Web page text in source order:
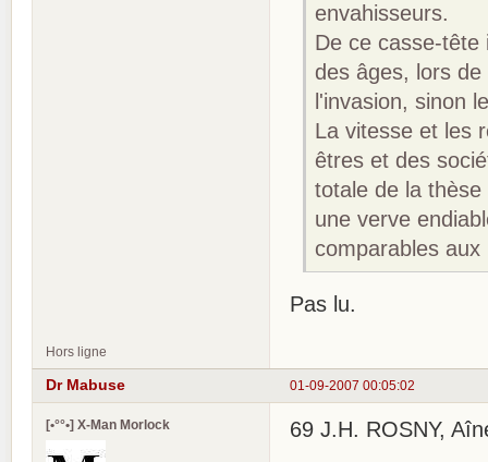
envahisseurs.
De ce casse-tête
des âges, lors
l'invasion, sinon
La vitesse et les
êtres et des
totale de la
une verve
comparables
Pas lu.
Hors ligne
01-09-2007 00:05:02
Dr Mabuse
[•°°•] X-Man Morlock 69 J.H. ROSNY,